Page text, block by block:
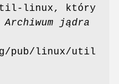
linux, który
Archiwum jądra
pub/linux/util